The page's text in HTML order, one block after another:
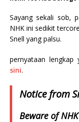
Sayang sekali sob,
NHK ini sedikit
Snell yang palsu.
pernyataan lengkap
sini.
Notice from
Beware of